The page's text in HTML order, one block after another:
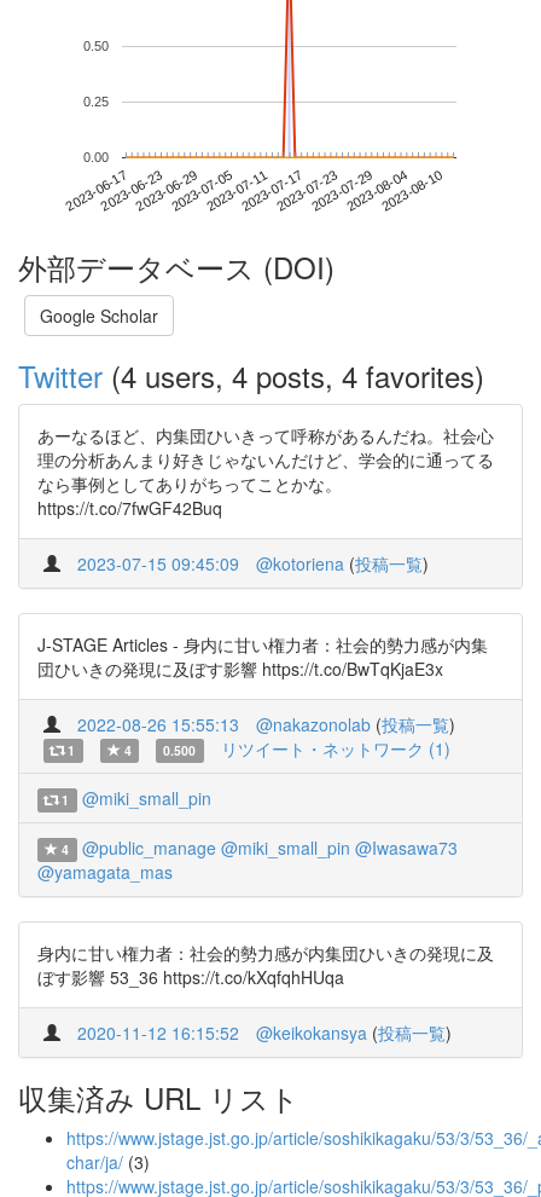
2023-06-172023-06-232023-06-292023-07-052023-07-112023-07-172023-07-232023-07-292023-08-042023-08-10
0.00
0.25
0.50
外部データベース (DOI)
Google Scholar
Twitter (4 users, 4 posts, 4 favorites)
あーなるほど、内集団ひいきって呼称があるんだね。社会心
理の分析あんまり好きじゃないんだけど、学会的に通ってる
なら事例としてありがちってことかな。
https://t.co/7fwGF42Buq
2023-07-15 09:45:09 @kotoriena (投稿一覧)
J-STAGE Articles - 身内に甘い権力者：社会的勢力感が内集
団ひいきの発現に及ぼす影響 https://t.co/BwTqKjaE3x
2022-08-26 15:55:13 @nakazonolab (投稿一覧)
1 4 0.500 リツイート・ネットワーク (1)
1 @miki_small_pin
4 @public_manage @miki_small_pin @Iwasawa73
@yamagata_mas
身内に甘い権力者：社会的勢力感が内集団ひいきの発現に及
ぼす影響 53_36 https://t.co/kXqfqhHUqa
2020-11-12 16:15:52 @keikokansya (投稿一覧)
収集済み URL リスト
https://www.jstage.jst.go.jp/article/soshikikagaku/53/3/53_36/
char/ja/ (3)
https://www.jstage.jst.go.jp/article/soshikikagaku/53/3/53_36/